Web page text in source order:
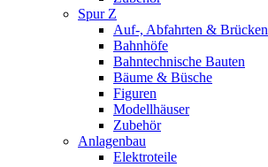
Spur Z
Auf-, Abfahrten & Brücken
Bahnhöfe
Bahntechnische Bauten
Bäume & Büsche
Figuren
Modellhäuser
Zubehör
Anlagenbau
Elektroteile